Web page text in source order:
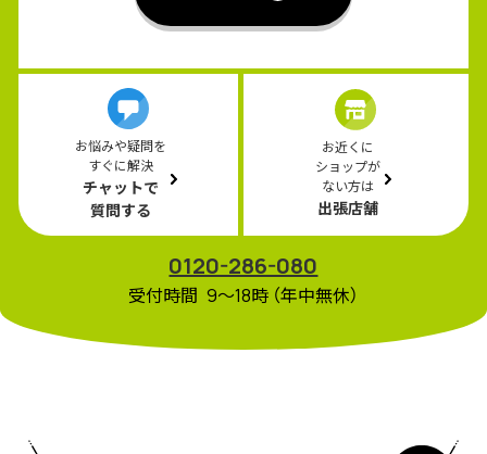
お悩みや疑問を
すぐに解決
チャットで
質問する
お近くに
ショップが
ない方は
出張店舗
0120-286-080
受付時間 9〜18時 （年中無休）